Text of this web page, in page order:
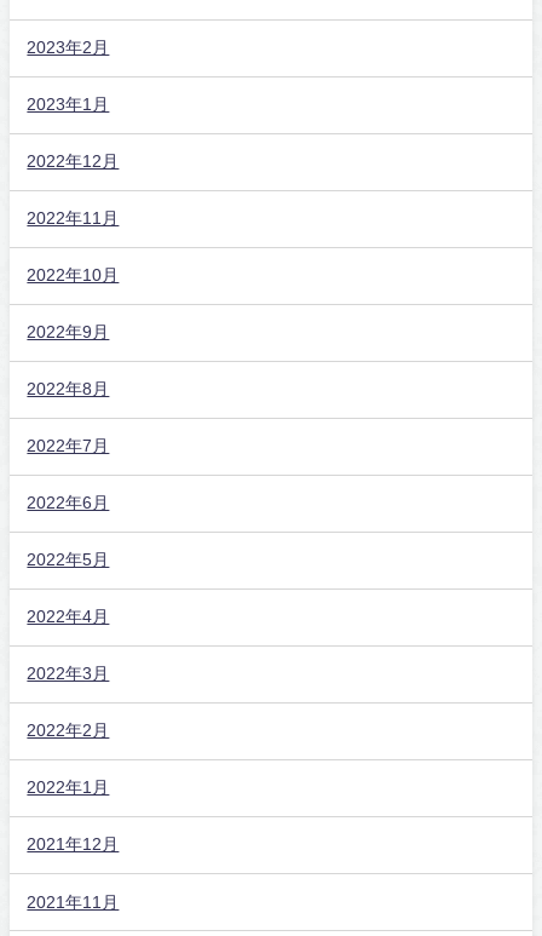
2023年2月
2023年1月
2022年12月
2022年11月
2022年10月
2022年9月
2022年8月
2022年7月
2022年6月
2022年5月
2022年4月
2022年3月
2022年2月
2022年1月
2021年12月
2021年11月